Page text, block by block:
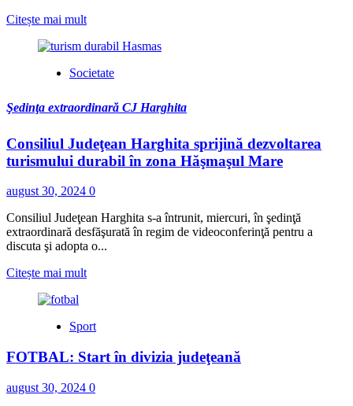
Citește mai multRead
about
Maghiară
într-
o
mini-
stagiune
Miercurea-
Societate
Şedinţa extraordinară CJ Harghita
Consiliul Judeţean Harghita sprijină dezvoltarea
turismului durabil în zona Hăşmaşul Mare
august 30, 2024 0
Consiliul Judeţean Harghita s-a întrunit, miercuri, în şedinţă
extraordinară desfăşurată în regim de videoconferinţă pentru a
discuta şi adopta o...
Citește mai multRead
<i>Şedinţa
CJ
</h5>Consiliul
Sport
FOTBAL: Start în divizia judeţeană
august 30, 2024 0